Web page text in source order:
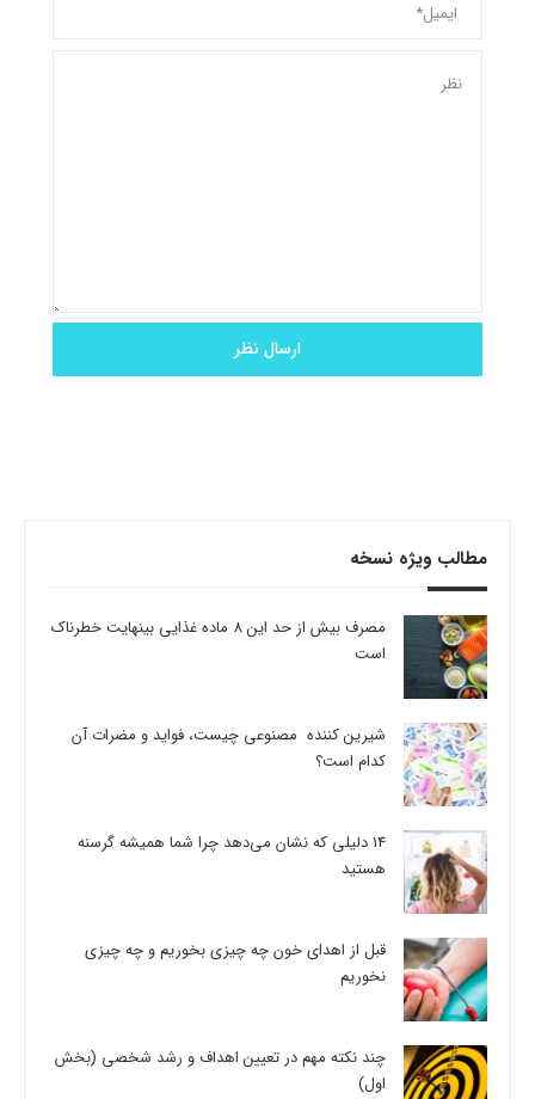
مطالب ویژه نسخه
مصرف بیش از حد این 8 ماده غذایی بینهایت خطرناک
است
شیرین کننده مصنوعی چیست، فواید و مضرات آن
کدام است؟
14 دلیلی که نشان می‌دهد چرا شما همیشه گرسنه
هستید
قبل از اهدای خون چه چیزی بخوریم و چه چیزی
نخوریم
چند نکته مهم در تعیین اهداف و رشد شخصی (بخش
اول)